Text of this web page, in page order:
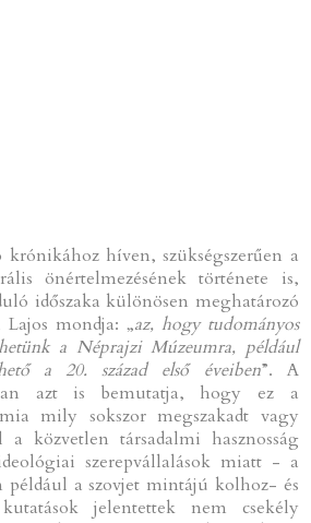
híven, szükségszerűen a
önértelmezésének története is,
időszaka különösen meghatározó
mondja: „az, hogy tudományos
a Néprajzi Múzeumra, például
a 20. század első éveiben”. A
azt is bemutatja, hogy ez a
mily sokszor megszakadt vagy
közvetlen társadalmi hasznosság
szerepvállalások miatt - a
például a szovjet mintájú kolhoz- és
kutatások jelentettek nem csekély